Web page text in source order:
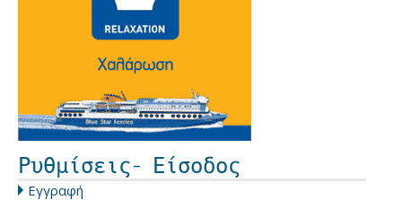
Ρυθμίσεις- Είσοδος
Εγγραφή